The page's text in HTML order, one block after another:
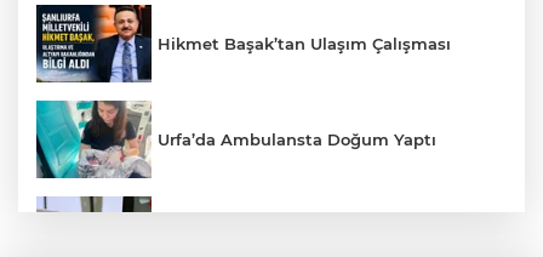
Hikmet Başak’tan Ulaşım Çalışması
Urfa’da Ambulansta Doğum Yaptı